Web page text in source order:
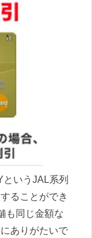
いうJAL系列
ることができ
も同じ金額な
ありがたいで